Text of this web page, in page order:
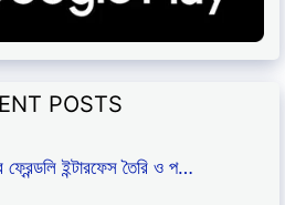
POSTS
ফ্রেন্ডলি ইন্টারফেস তৈরি ও প…